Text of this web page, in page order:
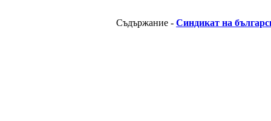
Съдържание - Синдикат на